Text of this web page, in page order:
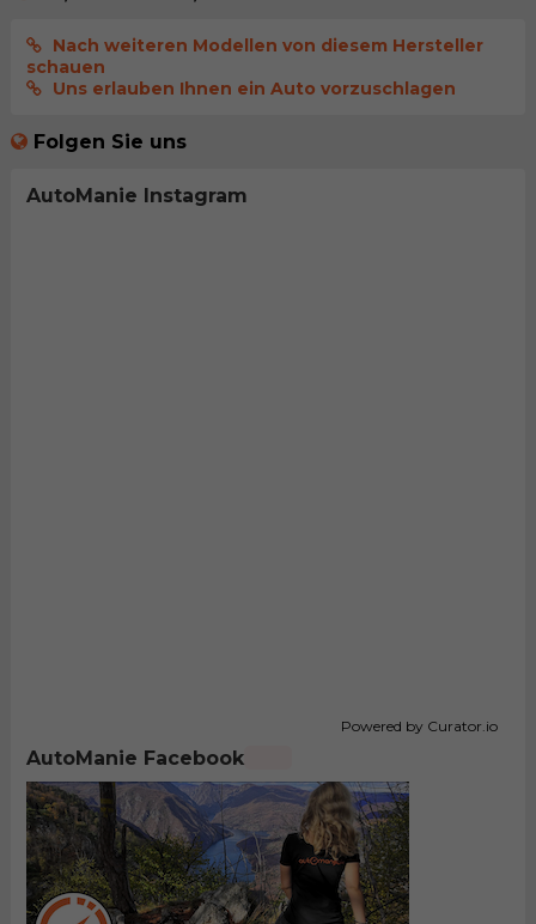
Nach weiteren Modellen von diesem Hersteller
schauen
Uns erlauben Ihnen ein Auto vorzuschlagen
Folgen Sie uns
AutoManie Instagram
Powered by Curator.io
AutoManie Facebook